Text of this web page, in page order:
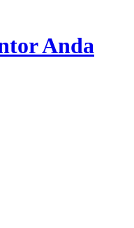
Anda